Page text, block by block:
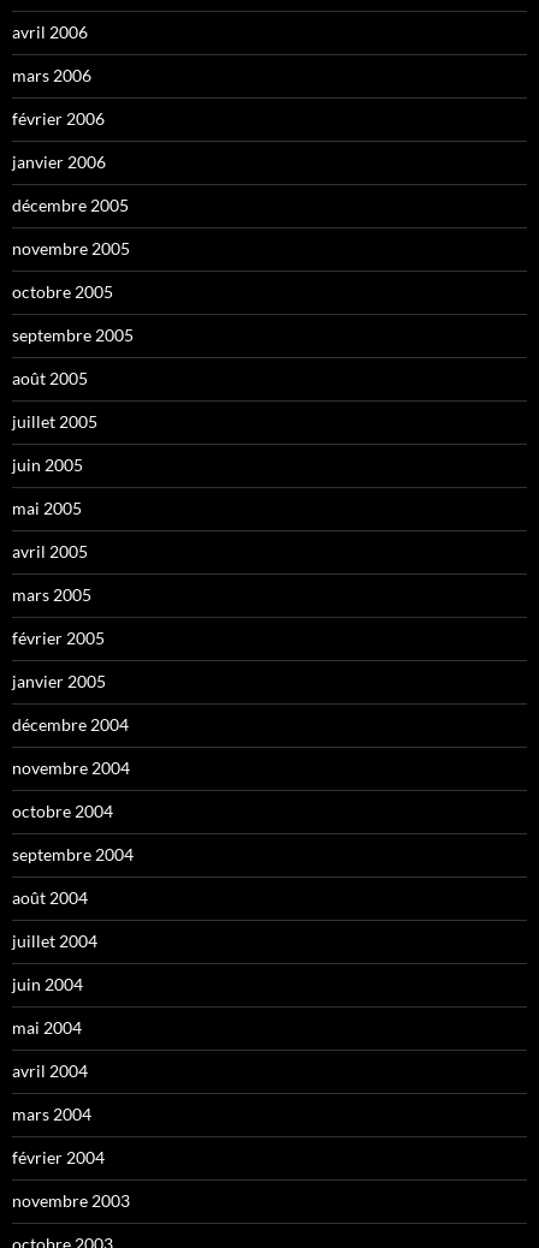
avril 2006
mars 2006
février 2006
janvier 2006
décembre 2005
novembre 2005
octobre 2005
septembre 2005
août 2005
juillet 2005
juin 2005
mai 2005
avril 2005
mars 2005
février 2005
janvier 2005
décembre 2004
novembre 2004
octobre 2004
septembre 2004
août 2004
juillet 2004
juin 2004
mai 2004
avril 2004
mars 2004
février 2004
novembre 2003
octobre 2003